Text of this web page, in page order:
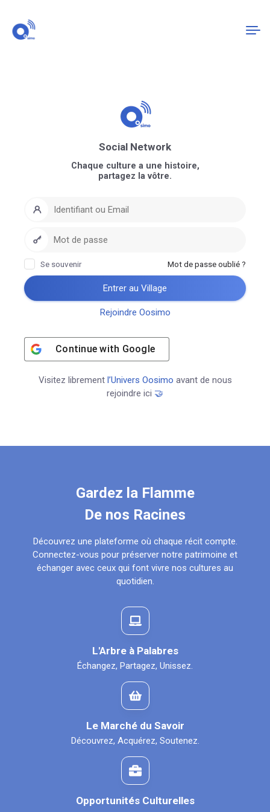
Gardez la Flamme
De nos Racines
Découvrez une plateforme où chaque récit compte.
Connectez-vous pour préserver notre patrimoine et
échanger avec ceux qui font vivre nos cultures au
quotidien.
L'Arbre à Palabres
Échangez, Partagez, Unissez.
Le Marché du Savoir
Découvrez, Acquérez, Soutenez.
Opportunités Culturelles
Social Network
Chaque culture a une histoire,
partagez la vôtre.
Se souvenir Mot de passe oublié ?
Entrer au Village
Rejoindre Oosimo
Continue with Google
Visitez librement l’Univers Oosimo avant de nous
rejoindre ici 🤝